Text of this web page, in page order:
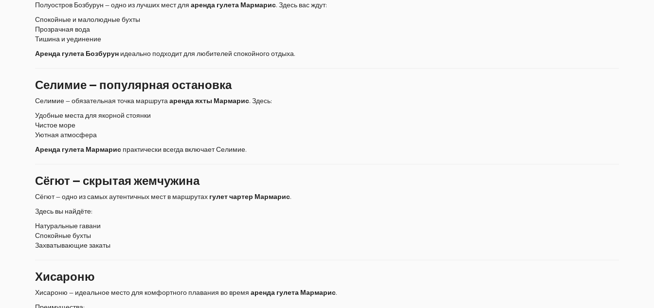
Полуостров Бозбурун — одно из лучших мест для аренда гулета Мармарис. Здесь вас ждут:
Спокойные и малолюдные бухты
Прозрачная вода
Тишина и уединение
Аренда гулета Бозбурун идеально подходит для любителей спокойного отдыха.
Селимие — популярная остановка
Селимие — обязательная точка маршрута аренда яхты Мармарис. Здесь:
Удобные места для якорной стоянки
Чистое море
Уютная атмосфера
Аренда гулета Мармарис практически всегда включает Селимие.
Сёгют — скрытая жемчужина
Сёгют — одно из самых аутентичных мест в маршрутах гулет чартер Мармарис.
Здесь вы найдёте:
Натуральные гавани
Спокойные бухты
Захватывающие закаты
Хисароню
Хисароню — идеальное место для комфортного плавания во время аренда гулета Мармарис.